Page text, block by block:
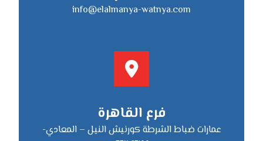
info@elalmanya-watnya.com
فرع القاهرة
عمارات ضباط الشرطة كورنيش النيل – المعادي-